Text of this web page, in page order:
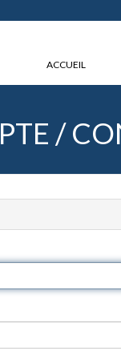
ACCUEIL
/